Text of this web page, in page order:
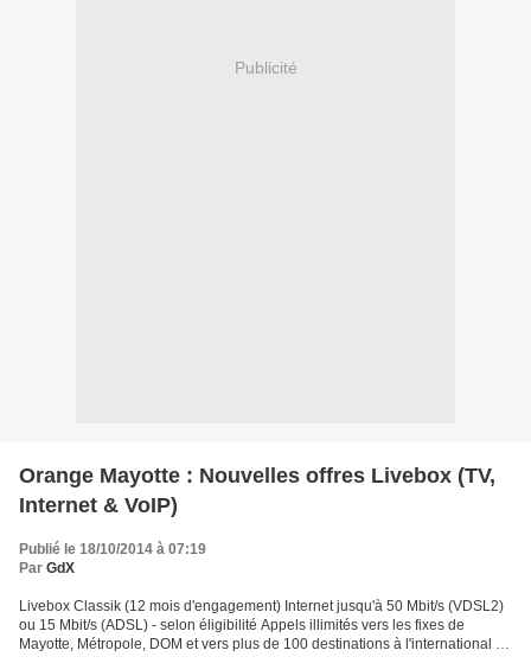
Publicité
Orange Mayotte : Nouvelles offres Livebox (TV,
Internet & VoIP)
Publié le 18/10/2014 à 07:19
Par GdX
Livebox Classik (12 mois d'engagement) Internet jusqu'à 50 Mbit/s (VDSL2)
ou 15 Mbit/s (ADSL) - selon éligibilité Appels illimités vers les fixes de
Mayotte, Métropole, DOM et vers plus de 100 destinations à l'international 44